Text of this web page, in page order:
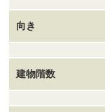
向き
建物階数